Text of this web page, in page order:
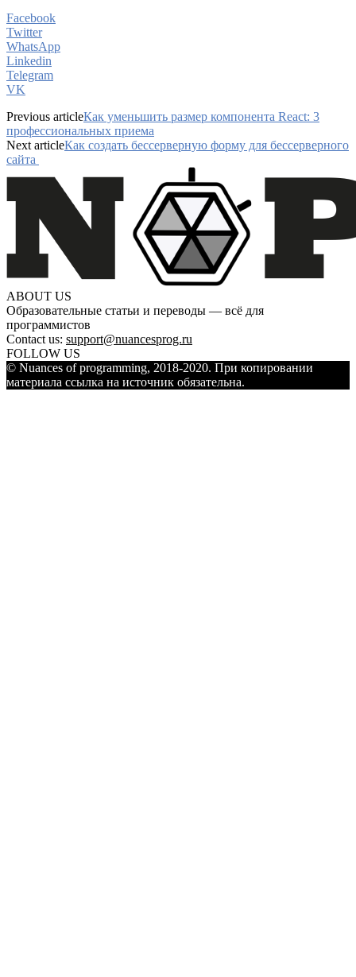
Facebook
Twitter
WhatsApp
Linkedin
Telegram
VK
Previous articleКак уменьшить размер компонента React: 3
профессиональных приема
Next articleКак создать бессерверную форму для бессерверного
сайта
ABOUT US
Образовательные статьи и переводы — всё для
программистов
Contact us: support@nuancesprog.ru
FOLLOW US
© Nuances of programming, 2018-2020. При копировании
материала ссылка на источник обязательна.